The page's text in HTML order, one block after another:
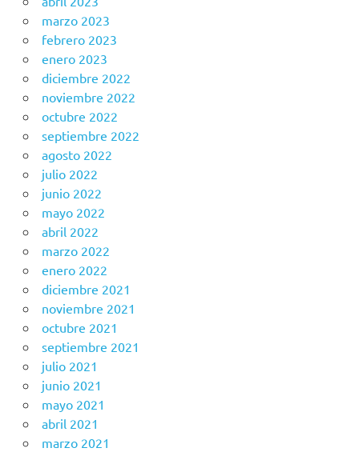
marzo 2023
febrero 2023
enero 2023
diciembre 2022
noviembre 2022
octubre 2022
septiembre 2022
agosto 2022
julio 2022
junio 2022
mayo 2022
abril 2022
marzo 2022
enero 2022
diciembre 2021
noviembre 2021
octubre 2021
septiembre 2021
julio 2021
junio 2021
mayo 2021
abril 2021
marzo 2021